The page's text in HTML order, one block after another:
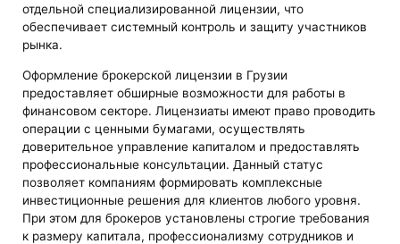
отдельной специализированной лицензии, что
обеспечивает системный контроль и защиту участников
рынка.
Оформление брокерской лицензии в Грузии
предоставляет обширные возможности для работы в
финансовом секторе. Лицензиаты имеют право проводить
операции с ценными бумагами, осуществлять
доверительное управление капиталом и предоставлять
профессиональные консультации. Данный статус
позволяет компаниям формировать комплексные
инвестиционные решения для клиентов любого уровня.
При этом для брокеров установлены строгие требования
к размеру капитала, профессионализму сотрудников и